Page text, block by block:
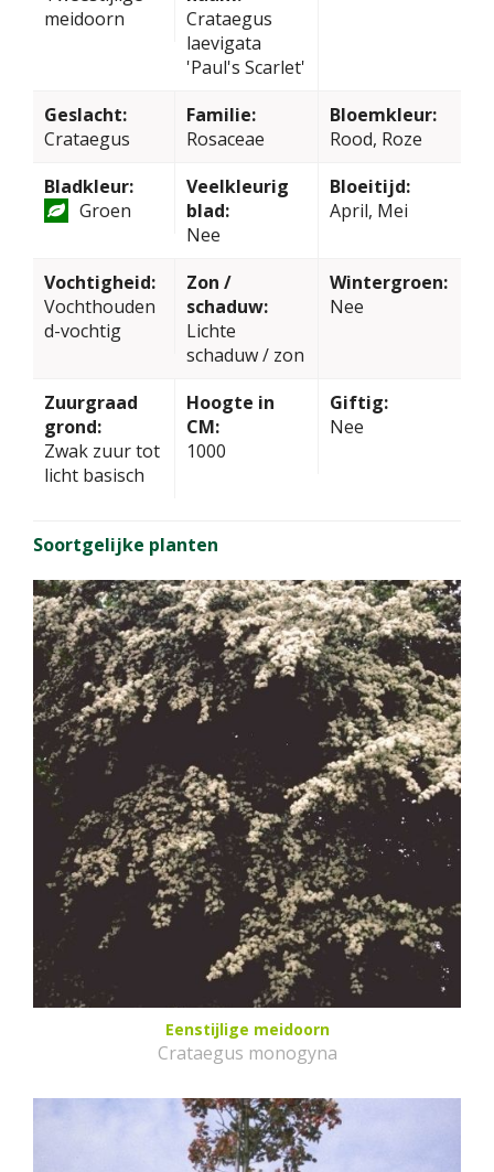
meidoorn
Crataegus
laevigata
'Paul's Scarlet'
Geslacht:
Crataegus
Familie:
Rosaceae
Bloemkleur:
Rood, Roze
Bladkleur:
Groen
Veelkleurig
blad:
Nee
Bloeitijd:
April, Mei
Vochtigheid:
Vochthouden
d-vochtig
Zon /
schaduw:
Lichte
schaduw / zon
Wintergroen:
Nee
Zuurgraad
grond:
Zwak zuur tot
licht basisch
Hoogte in
CM:
1000
Giftig:
Nee
Soortgelijke planten
Eenstijlige meidoorn
Crataegus monogyna